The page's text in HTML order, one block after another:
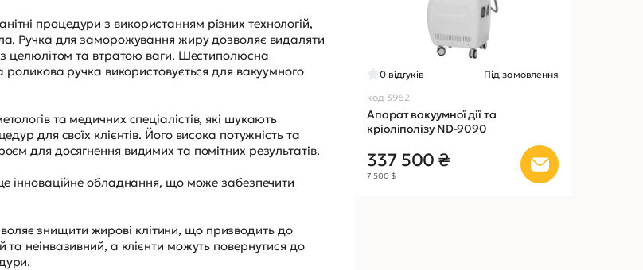
процедури з використанням різних технологій,
Ручка для заморожування жиру дозволяє видаляти
целюлітом та втратою ваги. Шестиполюсна
роликова ручка використовується для вакуумного
та медичних спеціалістів, які шукають
для своїх клієнтів. Його висока потужність та
для досягнення видимих та помітних результатів.
інноваційне обладнання, що може забезпечити
знищити жирові клітини, що призводить до
неінвазивний, а клієнти можуть повернутися до
0 відгуків
Під замовлення
код 3962
Апарат вакуумної дії та
кріоліполізу ND-9090
337 500 ₴
7 500 $